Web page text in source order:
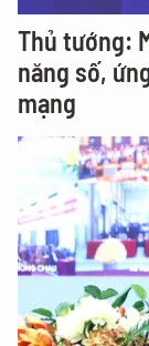
Thủ tướng:
năng số,
mạng